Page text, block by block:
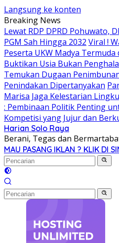
Langsung ke konten
Breaking News
Lewat RDP DPRD Pohuwato,
PGM Sah Hingga 2032 Viral !
Peserta UKW Madya
Buktikan Usia Bukan
Temukan Dugaan
Penindakan Dipertanyakan
Marisa Jaga Kelestarian
: Pembinaan Politik Penting
Kompetisi yang Jujur dan
Harian Solo Raya
Berani, Tegas dan
MAU PASANG IKLAN ? KLIK DI